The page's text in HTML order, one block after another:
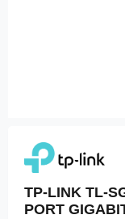
TP-LINK TL-
PORT